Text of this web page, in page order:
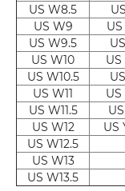
US W8.5
US W9
US
US W9.5
US W10
US
US W10.5
US W11
US
US W11.5
US W12
US
US W12.5
US W13
US W13.5